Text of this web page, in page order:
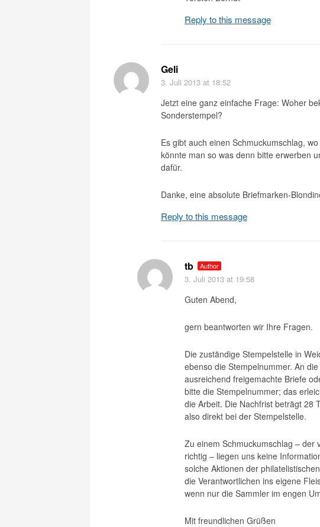
Reply to this message
Geli
3. Juli 2013 at 18:52
Jetzt eine ganz einfache Frage: Woher
Sonderstempel?
Es gibt auch einen Schmuckumschlag,
könnte man so was denn bitte erwerben
dafür.
Danke, eine absolute Briefmarken-
Reply to this message
tb Author
3. Juli 2013 at 19:58
Guten Abend,
gern beantworten wir Ihre Fragen.
Die zuständige Stempelstelle in
ebenso die Stempelnummer. An
ausreichend freigemachte Briefe
bitte die Stempelnummer; das
die Arbeit. Die Nachfrist beträgt 28
also direkt bei der Stempelstelle.
Zu einem Schmuckumschlag – der
richtig – liegen uns keine
solche Aktionen der
die Verantwortlichen ins eigene
wenn nur die Sammler im engen
Mit freundlichen Grüßen